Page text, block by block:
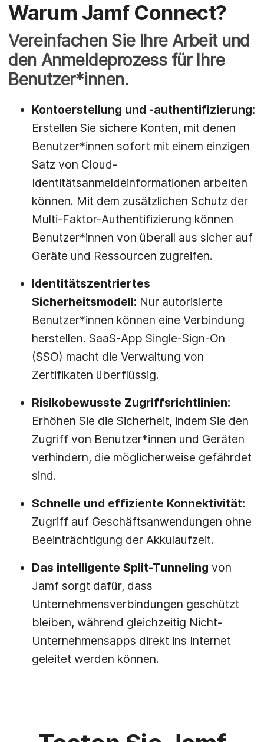
Warum Jamf Connect?
Vereinfachen Sie Ihre Arbeit und
den Anmeldeprozess für Ihre
Benutzer*innen.
Kontoerstellung und -authentifizierung:
Erstellen Sie sichere Konten, mit denen
Benutzer*innen sofort mit einem einzigen
Satz von Cloud-
Identitätsanmeldeinformationen arbeiten
können. Mit dem zusätzlichen Schutz der
Multi-Faktor-Authentifizierung können
Benutzer*innen von überall aus sicher auf
Geräte und Ressourcen zugreifen.
Identitätszentriertes
Sicherheitsmodell: Nur autorisierte
Benutzer*innen können eine Verbindung
herstellen. SaaS-App Single-Sign-On
(SSO) macht die Verwaltung von
Zertifikaten überflüssig.
Risikobewusste Zugriffsrichtlinien:
Erhöhen Sie die Sicherheit, indem Sie den
Zugriff von Benutzer*innen und Geräten
verhindern, die möglicherweise gefährdet
sind.
Schnelle und effiziente Konnektivität:
Zugriff auf Geschäftsanwendungen ohne
Beeinträchtigung der Akkulaufzeit.
Das intelligente Split-Tunneling von
Jamf sorgt dafür, dass
Unternehmensverbindungen geschützt
bleiben, während gleichzeitig Nicht-
Unternehmensapps direkt ins Internet
geleitet werden können.